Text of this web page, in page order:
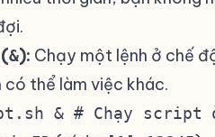
&): Chạy một lệnh ở chế
có thể làm việc khác.
& # Chạy script